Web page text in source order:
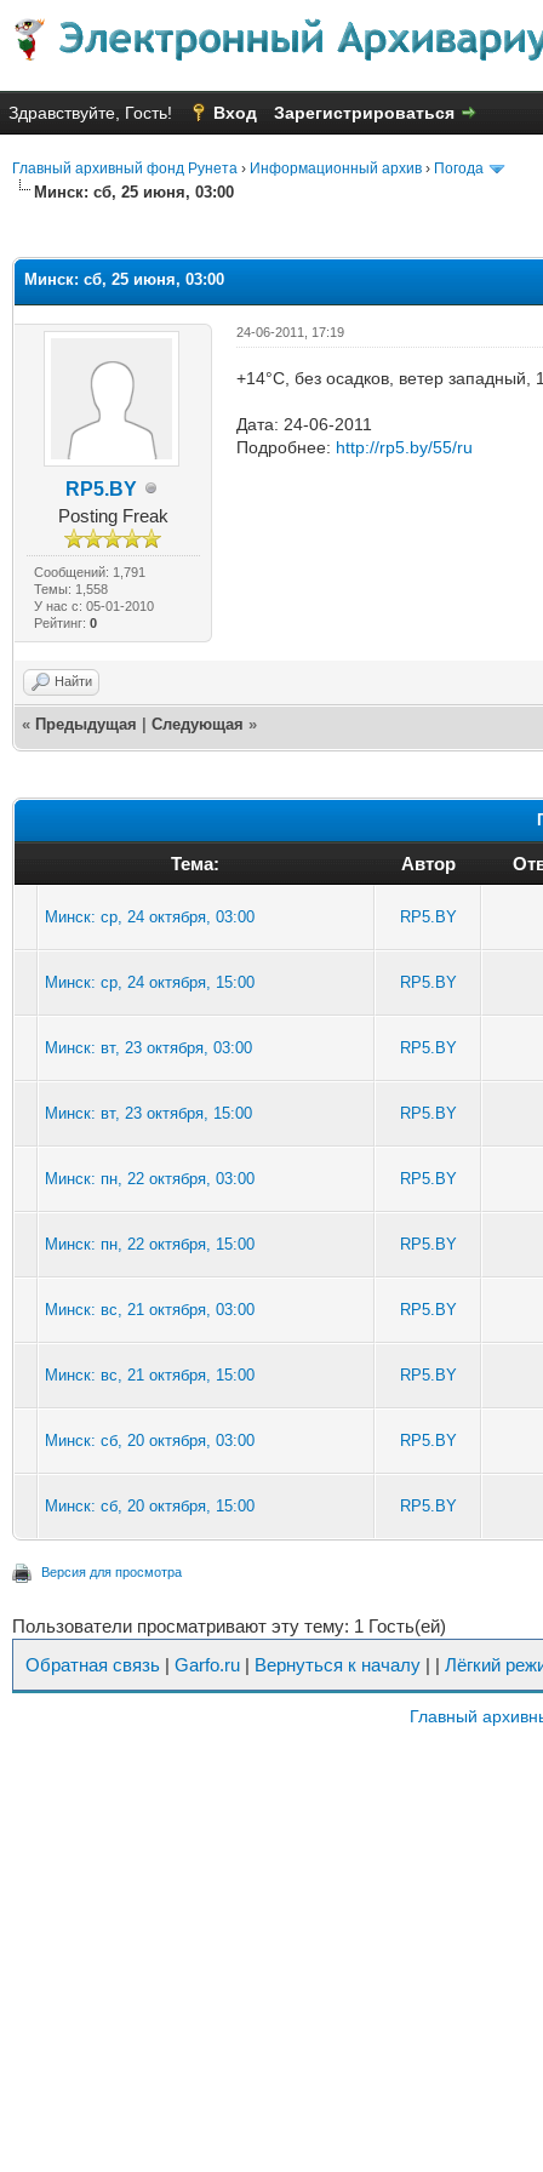
Здравствуйте, Гость! Вход Зарегистрироваться
Главный архивный фонд Рунета › Информационный архив › Погода
Минск: сб, 25 июня, 03:00
Минск: сб, 25 июня, 03:00
RP5.BY
Posting Freak
Сообщений: 1,791
Темы: 1,558
У нас с: 05-01-2010
Рейтинг: 0
24-06-2011, 17:19
+14°C, без осадков, ветер
Дата: 24-06-2011
Подробнее: http://rp5.by/55/ru
Найти
« Предыдущая Следующая »
Тема: Автор
Минск: ср, 24 октября, 03:00 RP5.BY
Минск: ср, 24 октября, 15:00 RP5.BY
Минск: вт, 23 октября, 03:00 RP5.BY
Минск: вт, 23 октября, 15:00 RP5.BY
Минск: пн, 22 октября, 03:00 RP5.BY
Минск: пн, 22 октября, 15:00 RP5.BY
Минск: вс, 21 октября, 03:00 RP5.BY
Минск: вс, 21 октября, 15:00 RP5.BY
Минск: сб, 20 октября, 03:00 RP5.BY
Минск: сб, 20 октября, 15:00 RP5.BY
Версия для просмотра
Пользователи просматривают эту тему: 1 Гость(ей)
Обратная связь | Garfo.ru | Вернуться к началу | | Лёгкий
Главный